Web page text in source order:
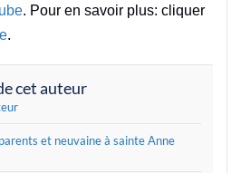
. Pour en savoir plus: cliquer
.
cet auteur
et neuvaine à sainte Anne